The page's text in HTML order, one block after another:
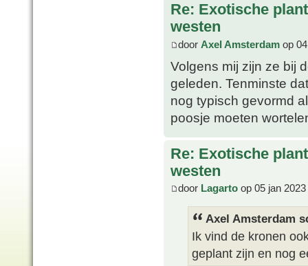
Re: Exotische
westen
door Axel Amsterdam op
Volgens mij zijn ze bij
geleden. Tenminste
nog typisch gevormd
poosje moeten
Re: Exotische
westen
door Lagarto op 05 jan
Axel Amsterdam
Ik vind de kronen
geplant zijn en nog